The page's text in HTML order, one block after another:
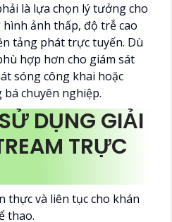
là lựa chọn lý tưởng cho
ảnh thấp, độ trễ cao
tảng phát trực tuyến. Dù
hợp hơn cho giám sát
sóng công khai hoặc
bá chuyên nghiệp.
DỤNG GIẢI
TRỰC
thực và liên tục cho khán
thao.